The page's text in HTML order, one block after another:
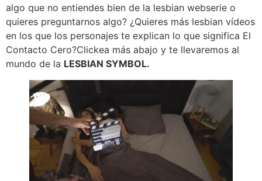
algo que no entiendes bien de la lesbian webserie o
quieres preguntarnos algo? ¿Quieres más lesbian vídeos
en los que los personajes te explican lo que significa El
Contacto Cero?Clickea más abajo y te llevaremos al
mundo de la LESBIAN SYMBOL.